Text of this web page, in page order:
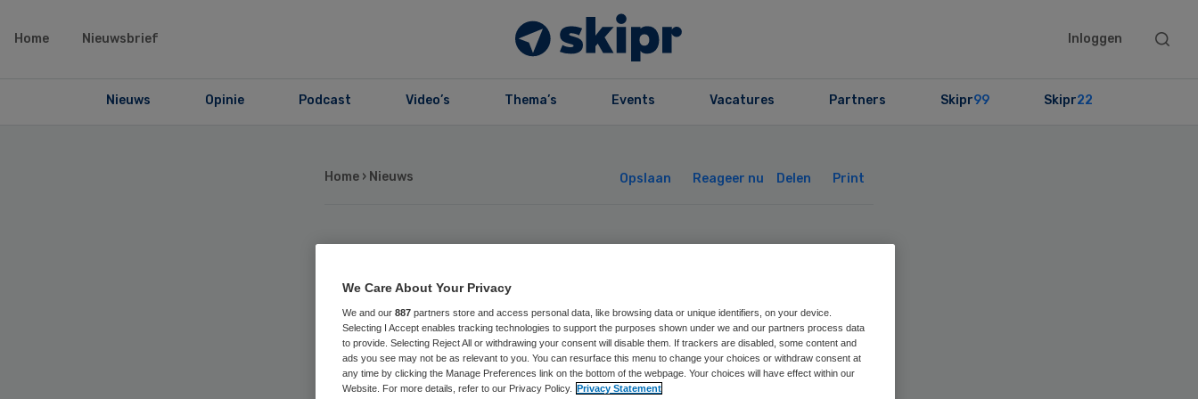
Home Nieuwsbrief Inloggen
Search
Nieuws Opinie Podcast Video’s Thema’s Events Vacatures Partners Skipr99 Skipr22
Home › Nieuws Opslaan Reageer nu Delen Print
Jonge zestigers
negeren massaal
oproep griepprik
We Care About Your Privacy
We and our 887 partners store and access personal data, like browsing data or unique identifiers, on your device.
Selecting I Accept enables tracking technologies to support the purposes shown under we and our partners process data
to provide. Selecting Reject All or withdrawing your consent will disable them. If trackers are disabled, some content and
ads you see may not be as relevant to you. You can resurface this menu to change your choices or withdraw consent at
any time by clicking the Manage Preferences link on the bottom of the webpage. Your choices will have effect within our
Website. For more details, refer to our Privacy Policy. Privacy Statement